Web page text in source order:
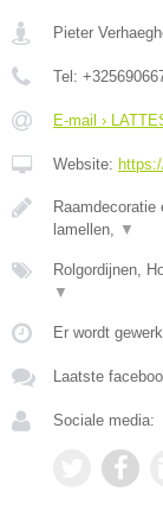
Pieter
Tel:
E-mail ›
Website:
lamellen, ▼
Rolgordijnen,
▼
Er wordt
Laatste
Sociale media: